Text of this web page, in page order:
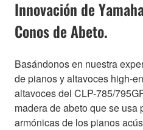
Innovación de
Conos de Abeto.
Basándonos en nuestra
de pianos y altavoces high-
altavoces del CLP-785/
madera de abeto que se usa
armónicas de los pianos